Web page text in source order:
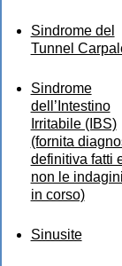
Sindrome del
Tunnel
Sindrome
dell’Intestino
Irritabile (IBS)
(fornita
definitiva fatti
non le indagini
in corso)
Sinusite